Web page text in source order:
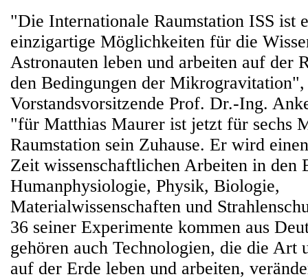
"Die Internationale Raumstation ISS ist
einzigartige Möglichkeiten für die
Astronauten leben und arbeiten auf der
den Bedingungen der
Vorstandsvorsitzende Prof. Dr.-Ing.
"für Matthias Maurer ist jetzt für sechs
Raumstation sein Zuhause. Er wird
Zeit wissenschaftlichen Arbeiten in den
Humanphysiologie, Physik, Biologie,
Materialwissenschaften und
36 seiner Experimente kommen aus
gehören auch Technologien, die die Art
auf der Erde leben und arbeiten,